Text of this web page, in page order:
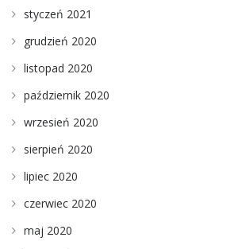
styczeń 2021
grudzień 2020
listopad 2020
październik 2020
wrzesień 2020
sierpień 2020
lipiec 2020
czerwiec 2020
maj 2020